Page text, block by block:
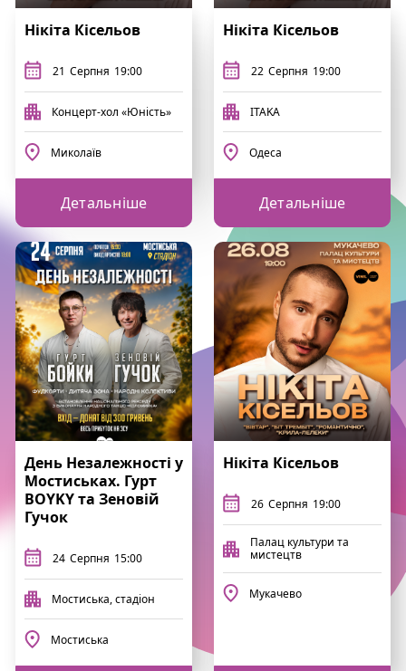
Нікіта Кісельов
21 Серпня 19:00
Концерт-хол «Юність»
Миколаїв
Детальніше
Нікіта Кісельов
22 Серпня 19:00
ITAKA
Одеса
Детальніше
День Незалежності у
Мостиськах. Гурт
BOYKY та Зеновій
Гучок
24 Серпня 15:00
Мостиська, стадіон
Мостиська
Нікіта Кісельов
26 Серпня 19:00
Палац культури та
мистецтв
Мукачево